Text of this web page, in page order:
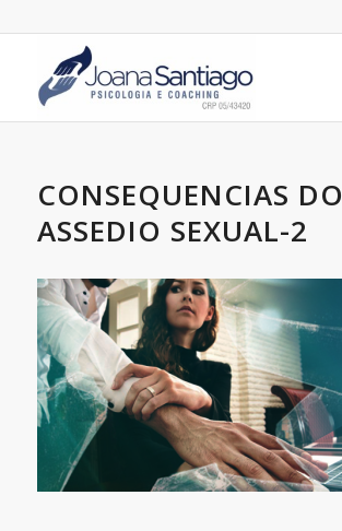
CONSEQUENCIAS DO
ASSEDIO SEXUAL-2